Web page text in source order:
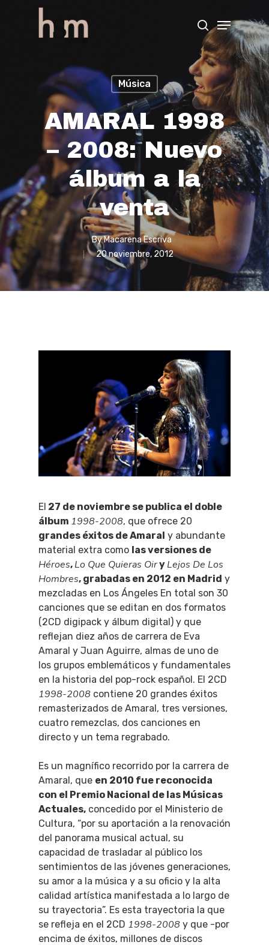
Hit enter to search or ESC to close
Música
AMARAL 1998
– 2008: Nuevo
álbum a la
venta
ByMacarena Escriva
20 noviembre, 2012
El 27 de noviembre se publica el doble
álbum 1998-2008, que ofrece 20
grandes éxitos de Amaral y abundante
material extra como las versiones de
Héroes, Lo Que Quieras Oiry Lejos De Los
Hombres, grabadas en 2012 en Madrid y
mezcladas en Los Ángeles En total son 30
canciones que se editan en dos formatos
(2CD digipack y álbum digital) y que
reflejan diez años de carrera de Eva
Amaral y Juan Aguirre, almas de uno de
los grupos emblemáticos y fundamentales
en la historia del pop-rock español. El 2CD
1998-2008 contiene 20 grandes éxitos
remasterizados de Amaral, tres versiones,
cuatro remezclas, dos canciones en
directo y un tema regrabado.
Es un magnífico recorrido por la carrera de
Amaral, que en 2010 fue reconocida
con el Premio Nacional de las Músicas
Actuales, concedido por el Ministerio de
Cultura, “por su aportación a la renovación
del panorama musical actual, su
capacidad de trasladar al público los
sentimientos de las jóvenes generaciones,
su amor a la música y a su oficio y la alta
calidad artística manifestada a lo largo de
su trayectoria”. Es esta trayectoria la que
se refleja en el 2CD 1998-2008 y que -por
encima de éxitos, millones de discos